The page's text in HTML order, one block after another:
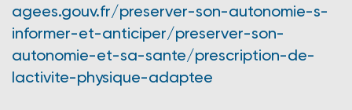
agees.gouv.fr/preserver-son-autonomie-s-
informer-et-anticiper/preserver-son-
autonomie-et-sa-sante/prescription-de-
lactivite-physique-adaptee